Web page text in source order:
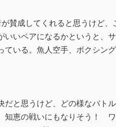
賛成してくれると思うけど
いいペアになるかというと、
いる。魚人空手、ボクシン
だと思うけど、どの様なバ
知恵の戦いにもなりそう！